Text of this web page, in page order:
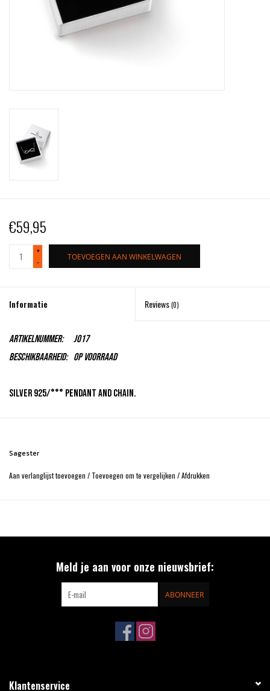
€59,95
+
-
TOEVOEGEN AAN WINKELWAGEN
Informatie Reviews(0)
Artikelnummer:
J017
Beschikbaarheid: Op voorraad
Silver 925/°°° pendant and chain.
Sagester
Aan verlanglijst toevoegen / Toevoegen om te vergelijken /Afdrukken
Meld je aan voor onze nieuwsbrief:
ABONNEER
Klantenservice